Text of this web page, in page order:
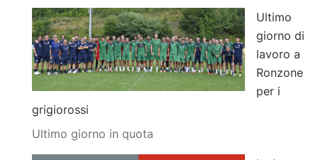
Ultimo
giorno di
lavoro a
Ronzone
per i
grigiorossi
Ultimo giorno in quota